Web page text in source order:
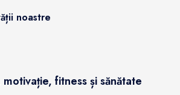
noastre
fitness și sănătate